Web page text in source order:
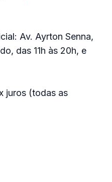
Av. Ayrton Senna,
das 11h às 20h, e
juros (todas as